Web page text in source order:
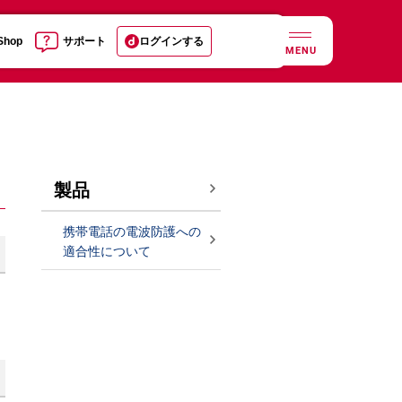
サポート ログインする
MENU
製品
携帯電話の電波防護への
適合性について